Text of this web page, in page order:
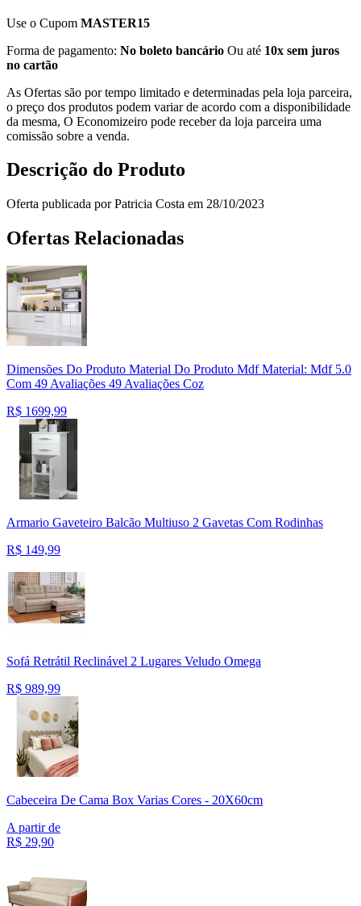
Use o Cupom MASTER15
Forma de pagamento: No boleto bancário Ou até 10x sem juros
no cartão
As Ofertas são por tempo limitado e determinadas pela loja parceira,
o preço dos produtos podem variar de acordo com a disponibilidade
da mesma, O Economizeiro pode receber da loja parceira uma
comissão sobre a venda.
Descrição do Produto
Oferta publicada por Patricia Costa em 28/10/2023
Ofertas Relacionadas
Dimensões Do Produto Material Do Produto Mdf Material: Mdf 5.0
Com 49 Avaliações 49 Avaliações Coz
R$ 1699,99
Armario Gaveteiro Balcão Multiuso 2 Gavetas Com Rodinhas
R$ 149,99
Sofá Retrátil Reclinável 2 Lugares Veludo Omega
R$ 989,99
Cabeceira De Cama Box Varias Cores - 20X60cm
A partir de
R$ 29,90